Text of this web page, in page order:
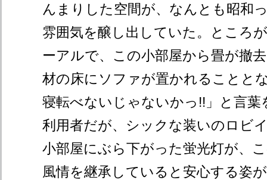
んまりした空間が、なんとも昭和
雰囲気を醸し出していた。ところ
ーアルで、この小部屋から畳が撤
材の床にソファが置かれることと
寝転べないじゃないかっ!!」と言葉
利用者だが、シックな装いのロビ
小部屋にぶら下がった蛍光灯が、
風情を継承していると安心する姿